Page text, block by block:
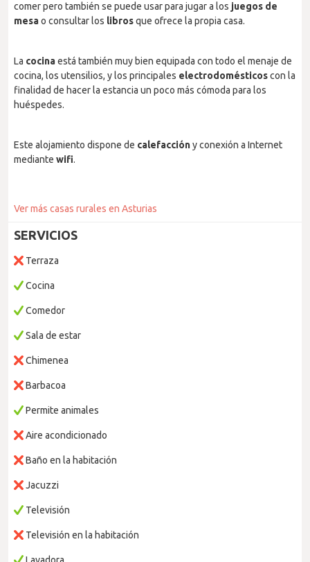
comer pero también se puede usar para jugar a los juegos de
mesao consultar los librosque ofrece la propia casa.
La cocinaestá también muy bien equipada con todo el menaje de
cocina, los utensilios, y los principales electrodomésticoscon la
finalidad de hacer la estancia un poco más cómoda para los
huéspedes.
Este alojamiento dispone de calefaccióny conexión a Internet
mediante wifi.
Ver más casas rurales en Asturias
SERVICIOS
Terraza
Cocina
Comedor
Sala de estar
Chimenea
Barbacoa
Permite animales
Aire acondicionado
Baño en la habitación
Jacuzzi
Televisión
Televisión en la habitación